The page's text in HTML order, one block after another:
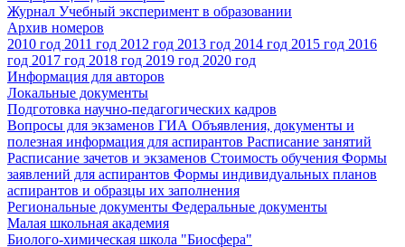
Журнал Учебный эксперимент в образовании
Архив номеров
2010 год 2011 год 2012 год 2013 год 2014 год 2015 год 2016
год 2017 год 2018 год 2019 год 2020 год
Информация для авторов
Локальные документы
Подготовка научно-педагогических кадров
Вопросы для экзаменов ГИА Объявления, документы и
полезная информация для аспирантов Расписание занятий
Расписание зачетов и экзаменов Стоимость обучения Формы
заявлений для аспирантов Формы индивидуальных планов
аспирантов и образцы их заполнения
Региональные документы Федеральные документы
Малая школьная академия
Биолого-химическая школа "Биосфера"